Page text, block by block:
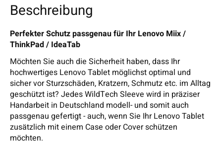
Beschreibung
Perfekter Schutz passgenau für Ihr Lenovo Miix /
ThinkPad / IdeaTab
Möchten Sie auch die Sicherheit haben, dass Ihr
hochwertiges Lenovo Tablet möglichst optimal und
sicher vor Sturzschäden, Kratzern, Schmutz etc. im Alltag
geschützt ist? Jedes WildTech Sleeve wird in präziser
Handarbeit in Deutschland modell- und somit auch
passgenau gefertigt - auch, wenn Sie Ihr Lenovo Tablet
zusätzlich mit einem Case oder Cover schützen
möchten.